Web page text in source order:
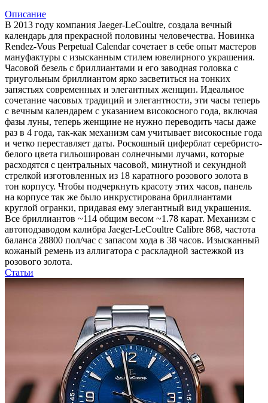
Описание
В 2013 году компания Jaeger-LeCoultre, создала вечный
календарь для прекрасной половины человечества. Новинка
Rendez-Vous Perpetual Calendar сочетает в себе опыт мастеров
мануфактуры с изысканным стилем ювелирного украшения.
Часовой безель с бриллиантами и его заводная головка с
триугольным бриллиантом ярко засветиться на тонких
запястьях современных и элегантных женщин. Идеальное
сочетание часовых традиций и элегантности, эти часы теперь
с вечным календарем с указанием високосного года, включая
фазы луны, теперь женщине не нужно переводить часы даже
раз в 4 года, так-как механизм сам учитывает високосные года
и четко переставляет даты. Роскошный циферблат серебристо-
белого цвета гильоширован солнечными лучами, которые
расходятся с центральных часовой, минутной и секундной
стрелкой изготовленных из 18 каратного розового золота в
тон корпусу. Чтобы подчеркнуть красоту этих часов, панель
на корпусе так же было инкрустирована бриллиантами
круглой огранки, придавая ему элегантный вид украшения.
Все бриллиантов ~114 общим весом ~1.78 карат. Механизм с
автоподзаводом калибра Jaeger-LeCoultre Calibre 868, частота
баланса 28800 пол/час с запасом хода в 38 часов. Изысканный
кожаный ремень из аллигатора с раскладной застежкой из
розового золота.
Статьи